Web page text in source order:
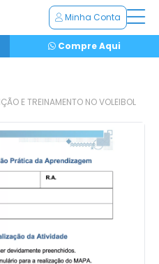
Minha Conta
Compre Aqui
E TREINAMENTO NO VOLEIBOL